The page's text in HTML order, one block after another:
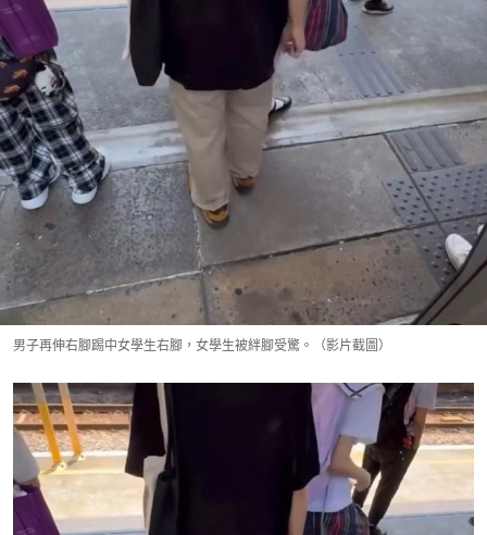
男子再伸右腳踢中女學生右腳，女學生被絆腳受驚。（影片截圖）